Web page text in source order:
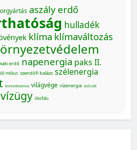
aszály erdő
hulladék
klíma klímaváltozás
erdő napenergia paks II.
mókus szendőfi balázs szélenergia
technofasizmus világvége vízenergia vízőrzők
vízügy ökofalu